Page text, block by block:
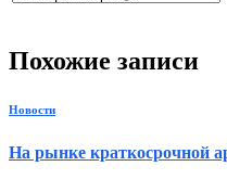
Похожие записи
Новости
На рынке краткосрочной